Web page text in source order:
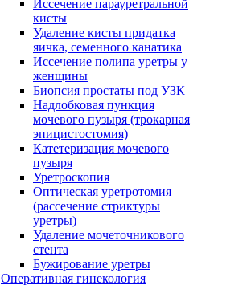
Иссечение парауретральной
кисты
Удаление кисты придатка
яичка, семенного канатика
Иссечение полипа уретры у
женщины
Биопсия простаты под УЗК
Надлобковая пункция
мочевого пузыря (трокарная
эпицистостомия)
Катетеризация мочевого
пузыря
Уретроскопия
Оптическая уретротомия
(рассечение стриктуры
уретры)
Удаление мочеточникового
стента
Бужирование уретры
Оперативная гинекология